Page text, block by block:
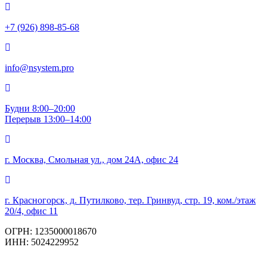
+7 (926) 898-85-68
info@nsystem.pro
Будни 8:00–20:00
Перерыв 13:00–14:00
г. Москва, Смольная ул., дом 24А, офис 24
г. Красногорск, д. Путилково, тер. Гринвуд, стр. 19, ком./этаж
20/4, офис 11
ОГРН: 1235000018670
ИНН: 5024229952